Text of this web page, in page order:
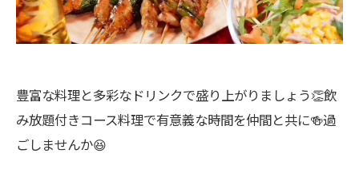
豊富な料理と多彩なドリンクで盛り上がりましょう👏飲
み放題付きコース料理で有意義な時間を仲間と共に🍻過
ごしませんか😆